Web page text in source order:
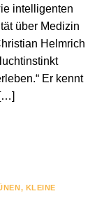
intelligenten
über Medizin
Helmrich
Er kennt
, KLEINE